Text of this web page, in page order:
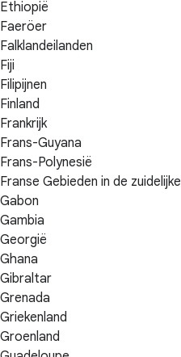
Ethiopië
Faeröer
Falklandeilanden
Fiji
Filipijnen
Finland
Frankrijk
Frans-Guyana
Frans-Polynesië
Franse Gebieden in de
Gabon
Gambia
Georgië
Ghana
Gibraltar
Grenada
Griekenland
Groenland